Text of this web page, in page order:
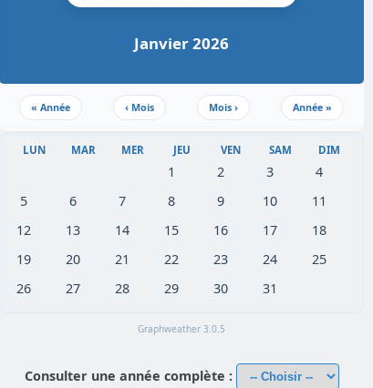
Janvier 2026
« Année ‹ Mois Mois › Année »
LUN MAR MER JEU VEN SAM DIM
1 2 3
4
5
6 7 8 9 10
11
12
13 14 15 16 17
18
19
20 21 22 23 24
25
26
27 28 29 30 31
Graphweather 3.0.5
Consulter une année complète :